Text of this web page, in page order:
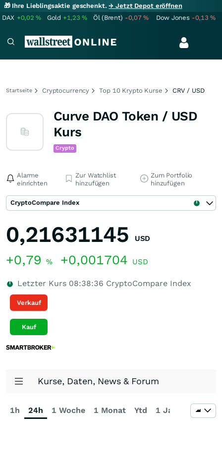
🎁 Ihre Lieblingsaktie geschenkt.→ Jetzt Depot eröffnen
DAX +0,02% Gold +1,23% Öl (Brent) -0,07% Dow Jones -0,13%
Startseite Cryptocurrency Top 10 Krypto Kurse CRV / USD
Curve DAO Token / USD
Kurs
Crypto
Alarme
einrichten
Zur Watchlist
hinzufügen
Zum Portfolio
hinzufügen
CryptoCompare Index
0,21631145 USD
+0,79 % +0,001704 USD
Letzter Kurs 08:38:36 CryptoCompare Index
Verkauf
Kauf
Kurse, Daten, News & Forum
1h 24h 1 Woche 1 Monat Ytd 1 Jahr 3 Jahre